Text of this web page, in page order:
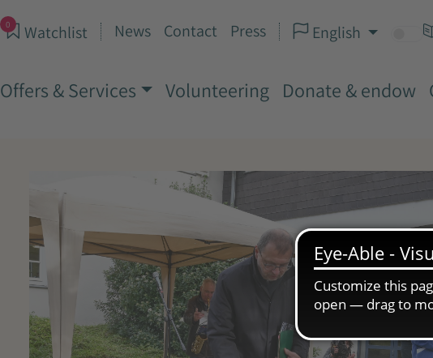
Offers & Services Volunteering Donate & endow
0 Watchlist News Contact Press English